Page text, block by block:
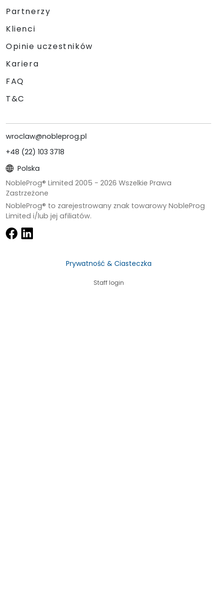
Partnerzy
Klienci
Opinie uczestników
Kariera
FAQ
T&C
wroclaw@nobleprog.pl
+48 (22) 103 3718
Polska
NobleProg® Limited 2005 - 2026 Wszelkie Prawa
Zastrzeżone
NobleProg® to zarejestrowany znak towarowy NobleProg
Limited i/lub jej afiliatów.
Prywatność & Ciasteczka
Staff login